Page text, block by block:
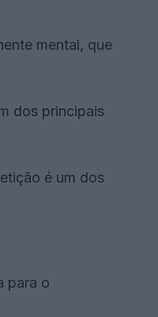
mental, que
dos principais
é um dos
para o